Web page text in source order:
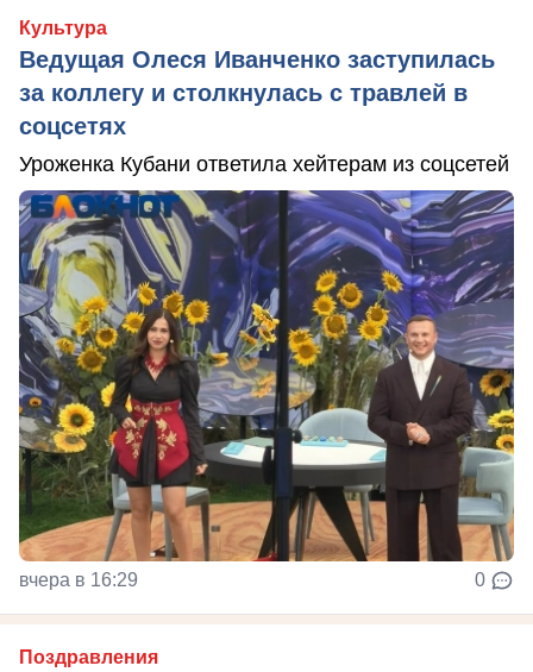
Культура
Ведущая Олеся Иванченко заступилась
за коллегу и столкнулась с травлей в
соцсетях
Уроженка Кубани ответила хейтерам из соцсетей
вчера в 16:29 0
Поздравления